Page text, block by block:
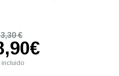
€
incluido